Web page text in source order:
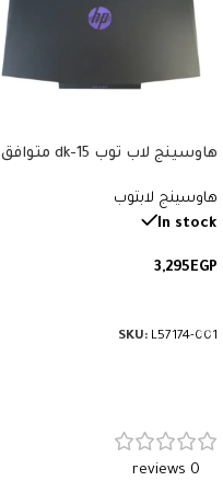
هاوسينج لاب توب 15-dk متوافق
الهاوسينج يشمل الجزء الأمامي
L57174-001.
هاوسينج لابتوب
In stock
3,295EGP
SKU: L57174-001
0 reviews